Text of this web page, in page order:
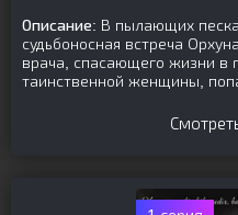
Описание: В пылающих
судьбоносная встреча
врача, спасающего жизни в
таинственной женщины,